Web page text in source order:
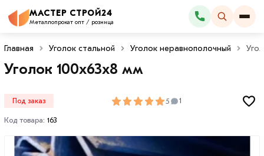
МАСТЕР СТРОЙ24
Металлопрокат опт / розница
Каталог
Главная Уголок стальной Уголок неравнополочный
Уголок 100х63х8 мм
Под заказ 5 1
Код товара: 163